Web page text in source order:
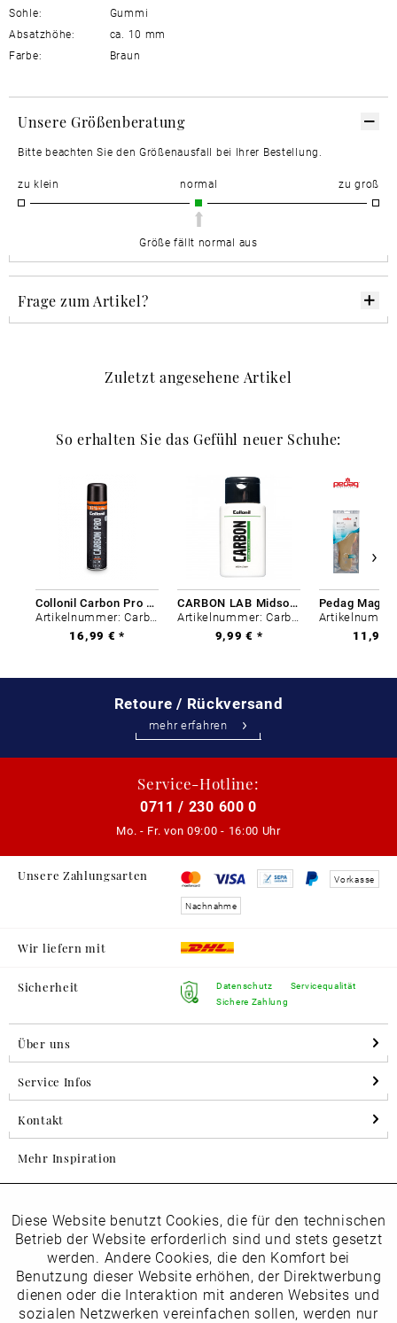
Sohle:
Gummi
Absatzhöhe:
ca. 10 mm
Farbe:
Braun
Unsere Größenberatung
Bitte beachten Sie den Größenausfall bei Ihrer Bestellung.
zu klein normal zu groß
Größe fällt normal aus
Frage zum Artikel?
Zuletzt angesehene Artikel
So erhalten Sie das Gefühl neuer Schuhe:
Collonil Carbon Pro 400 ml
Artikelnummer: Carbon-0
16,99 € *
CARBON LAB Midsole Cleaner
Artikelnummer: Carbon-0
9,99 € *
11,99
Retoure / Rückversand
mehr erfahren
Service-Hotline:
0711 / 230 600 0
Mo. - Fr. von 09:00 - 16:00 Uhr
Unsere Zahlungsarten Vorkasse
Nachnahme
Wir liefern mit
Sicherheit
Datenschutz
Sichere Zahlung
Servicequalität
Über uns
Service Infos
Kontakt
Mehr Inspiration
Folgen Sie uns auf Instagram
horsch_schuhe
Newsletter
Funktionale Aktiv
Marketing Inaktiv
Diese Website benutzt Cookies, die für den technischen
Betrieb der Website erforderlich sind und stets gesetzt
werden. Andere Cookies, die den Komfort bei
Benutzung dieser Website erhöhen, der Direktwerbung
dienen oder die Interaktion mit anderen Websites und
sozialen Netzwerken vereinfachen sollen, werden nur